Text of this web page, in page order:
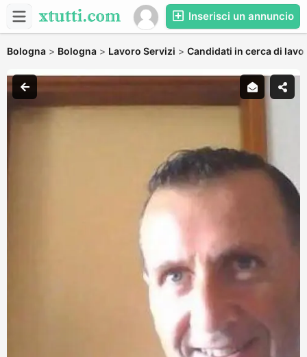
Inserisci un annuncio
Bologna > Bologna > Lavoro Servizi > Candidati in cerca di